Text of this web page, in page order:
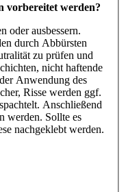
vorbereitet werden?
oder ausbessern.
durch Abbürsten
zu prüfen und
nicht haftende
Anwendung des
Risse werden ggf.
Anschließend
werden. Sollte es
nachgeklebt werden.